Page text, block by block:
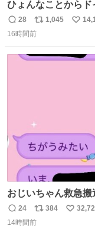
ひょんなことから
なる。 ちなみに最初の半年で『必携ドイツ文法総まとめ』
と『重要単語4000
Geminiの添削もエ
返
信
28
リ
ポ
ト
1,045
い
数
16時間前
おじいちゃん救急
て不謹慎だけどウケ
返
信
24
リ
ポ
384
い
14時間前